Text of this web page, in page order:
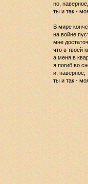
но,
ты и так -
В мире
на войне
мне
что в твоей
а меня в
я погиб во
и, наверное,
ты и так -